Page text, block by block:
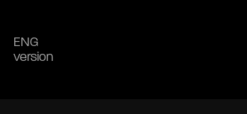
ENG
version